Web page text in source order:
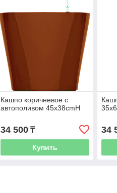
Кашпо коричневое с
автополивом 45х38cmH
34 500₸
Купить
34